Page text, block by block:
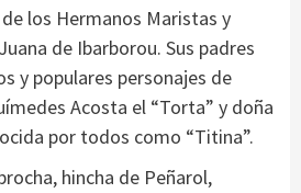
los Hermanos Maristas y
de Ibarborou. Sus padres
y populares personajes de
Acosta el “Torta” y doña
por todos como “Titina”.
hincha de Peñarol,